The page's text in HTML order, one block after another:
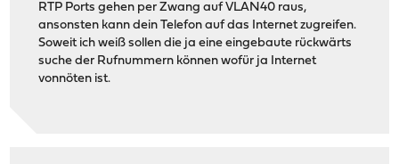
RTP Ports gehen per Zwang auf VLAN40 raus,
ansonsten kann dein Telefon auf das Internet zugreifen.
Soweit ich weiß sollen die ja eine eingebaute rückwärts
suche der Rufnummern können wofür ja Internet
vonnöten ist.